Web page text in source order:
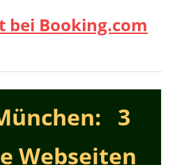
bei Booking.com
3
Webseiten